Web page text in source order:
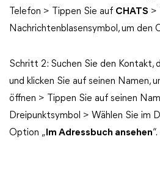
Telefon > Tippen Sie auf CHATS >
Nachrichtenblasensymbol, um den
Schritt 2: Suchen Sie den Kontakt,
und klicken Sie auf seinen Namen,
öffnen > Tippen Sie auf seinen
Dreipunktsymbol > Wählen Sie im
Option „ Im Adressbuch ansehen“.